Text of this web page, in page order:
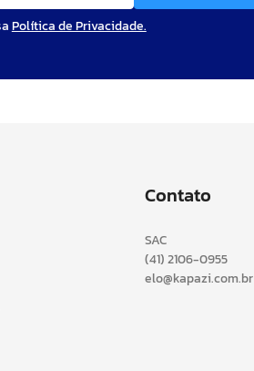
Política de Privacidade.
Contato
SAC
(41) 2106-0955
elo@kapazi.com.br